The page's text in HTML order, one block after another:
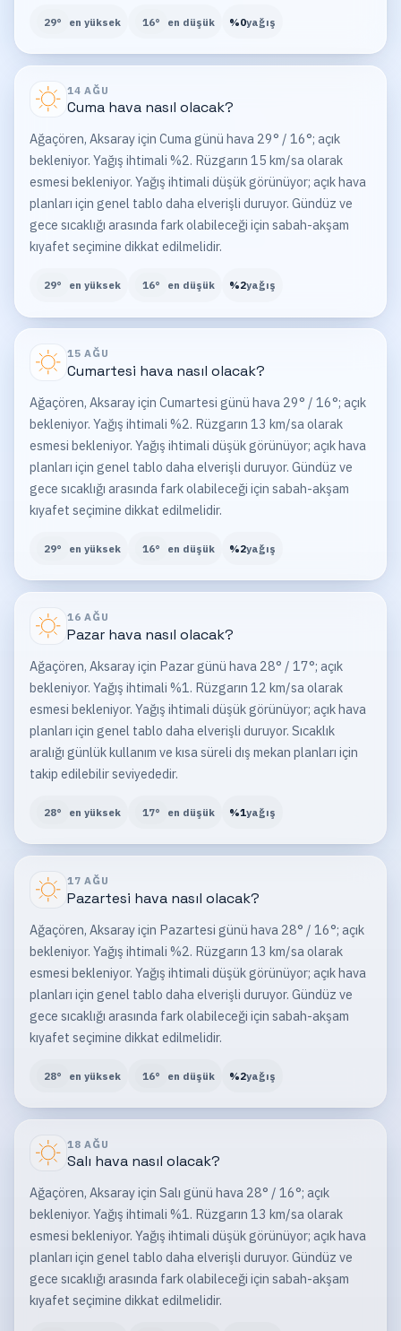
29° en yüksek 16° en düşük %0yağış
14 AĞU
Cumahava nasıl olacak?
Ağaçören, Aksaray için Cuma günü hava 29° / 16°; açık
bekleniyor. Yağış ihtimali %2. Rüzgarın 15 km/sa olarak
esmesi bekleniyor. Yağış ihtimali düşük görünüyor; açık hava
planları için genel tablo daha elverişli duruyor. Gündüz ve
gece sıcaklığı arasında fark olabileceği için sabah-akşam
kıyafet seçimine dikkat edilmelidir.
29° en yüksek 16° en düşük %2yağış
15 AĞU
Cumartesi hava nasıl olacak?
Ağaçören, Aksaray için Cumartesi günü hava 29° / 16°; açık
bekleniyor. Yağış ihtimali %2. Rüzgarın 13 km/sa olarak
esmesi bekleniyor. Yağış ihtimali düşük görünüyor; açık hava
planları için genel tablo daha elverişli duruyor. Gündüz ve
gece sıcaklığı arasında fark olabileceği için sabah-akşam
kıyafet seçimine dikkat edilmelidir.
29° en yüksek 16° en düşük %2yağış
16 AĞU
Pazarhava nasıl olacak?
Ağaçören, Aksaray için Pazar günü hava 28° / 17°; açık
bekleniyor. Yağış ihtimali %1. Rüzgarın 12 km/sa olarak
esmesi bekleniyor. Yağış ihtimali düşük görünüyor; açık hava
planları için genel tablo daha elverişli duruyor. Sıcaklık
aralığı günlük kullanım ve kısa süreli dış mekan planları için
takip edilebilir seviyededir.
28° en yüksek 17° en düşük %1yağış
17 AĞU
Pazartesi hava nasıl olacak?
Ağaçören, Aksaray için Pazartesi günü hava 28° / 16°; açık
bekleniyor. Yağış ihtimali %2. Rüzgarın 13 km/sa olarak
esmesi bekleniyor. Yağış ihtimali düşük görünüyor; açık hava
planları için genel tablo daha elverişli duruyor. Gündüz ve
gece sıcaklığı arasında fark olabileceği için sabah-akşam
kıyafet seçimine dikkat edilmelidir.
28° en yüksek 16° en düşük %2yağış
18 AĞU
Salı hava nasıl olacak?
Ağaçören, Aksaray için Salı günü hava 28° / 16°; açık
bekleniyor. Yağış ihtimali %1. Rüzgarın 13 km/sa olarak
esmesi bekleniyor. Yağış ihtimali düşük görünüyor; açık hava
planları için genel tablo daha elverişli duruyor. Gündüz ve
gece sıcaklığı arasında fark olabileceği için sabah-akşam
kıyafet seçimine dikkat edilmelidir.